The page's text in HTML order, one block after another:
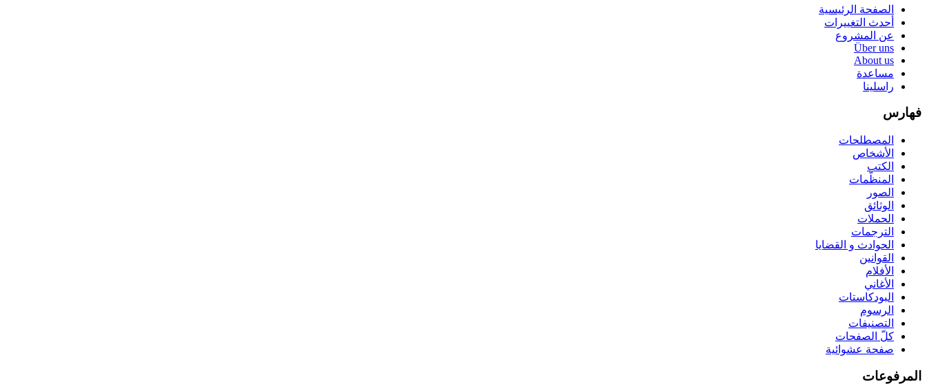
الصفحة الرئيسية
أحدث التغييرات
عن المشروع
Über uns
About us
مساعدة
راسلينا
فهارس
المصطلحات
الأشخاص
الكتب
المنظّمات
الصور
الوثائق
الحملات
الترجمات
الحوادث و القضايا
القوانين
الأفلام
الأغاني
البودكاستات
الرسوم
التصنيفات
كلّ الصفحات
صفحة عشوائية
المرفوعات